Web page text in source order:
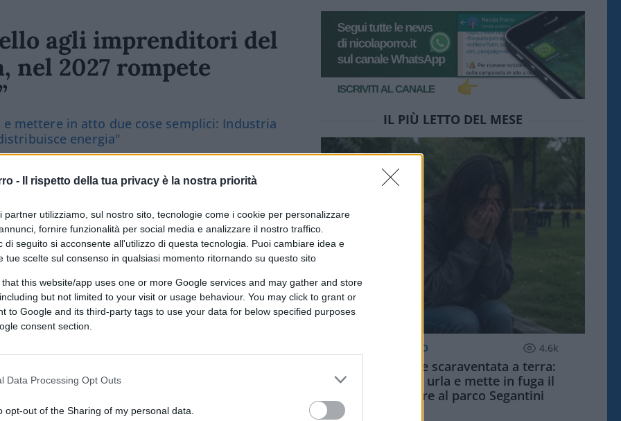
- Il rispetto della tua privacy è la nostra priorità
partner utilizziamo, sul nostro sito, tecnologie come i cookie per personalizzare
fornire funzionalità per social media e analizzare il nostro traffico.
di seguito si acconsente all'utilizzo di questa tecnologia. Puoi cambiare idea e
tue scelte sul consenso in qualsiasi momento ritornando su questo sito
that this website/app uses one or more Google services and may gather and store
but not limited to your visit or usage behaviour. You may click to grant or
to Google and its third-party tags to use your data for below specified purposes
consent section.
Data Processing Opt Outs
opt-out of the Sharing of my personal data.
agli imprenditori del
nel 2027 rompete
mettere in atto due cose semplici: Industria
energia"
Visualizzazioni commenti
IL PIÙ LETTO DEL MESE
MILANO QUOTIDIANO 4.6k
Palpeggiata e scaraventata a terra:
studentessa urla e mette in fuga il
violentatore al parco Segantini